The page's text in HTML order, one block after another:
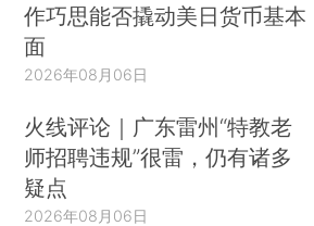
作巧思能否撬动美日货币基本
面
2026年08月06日
火线评论｜广东雷州“特教老
师招聘违规”很雷，仍有诸多
疑点
2026年08月06日